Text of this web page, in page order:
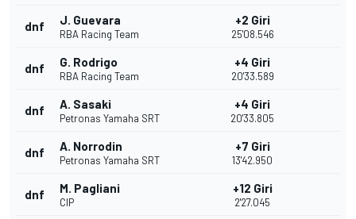
dnf J. Guevara
RBA Racing Team
+2 Giri
25'08.546
dnf G. Rodrigo
RBA Racing Team
+4 Giri
20'33.589
dnf A. Sasaki
Petronas Yamaha SRT
+4 Giri
20'33.805
dnf A. Norrodin
Petronas Yamaha SRT
+7 Giri
13'42.950
dnf M. Pagliani
CIP
+12 Giri
2'27.045